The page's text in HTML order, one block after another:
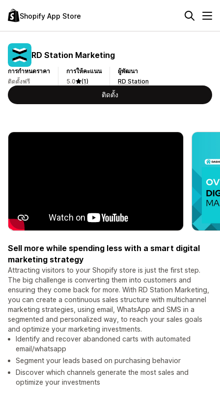
Shopify App Store
RD Station Marketing
การกำหนดราคา
ติดตั้งฟรี
การให้คะแนน
5.0
(1)
ผู้พัฒนา
RD Station
ติดตั้ง
Sell ​​more while spending less with a smart digital
marketing strategy
Attracting visitors to your Shopify store is just the first step.
The big challenge is converting them into customers and
ensuring they come back for more. With RD Station Marketing,
you can create a continuous sales structure with multichannel
marketing strategies, using email, WhatsApp and SMS in a
segmented and personalized way, to reach your sales goals
and optimize your marketing investments.
Identify and recover abandoned carts with automated
email/whatsapp
Segment your leads based on purchasing behavior
Discover which channels generate the most sales and
optimize your investments